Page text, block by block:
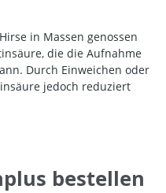
in Massen genossen
die die Aufnahme
Durch Einweichen oder
jedoch reduziert
bestellen